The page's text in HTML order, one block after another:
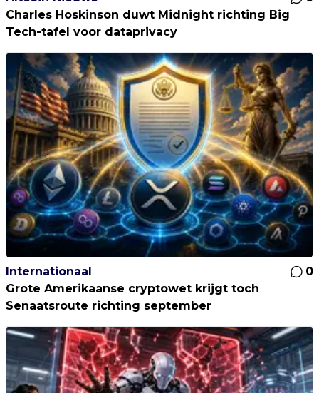
Charles Hoskinson duwt Midnight richting Big
Tech-tafel voor dataprivacy
Internationaal
0
Grote Amerikaanse cryptowet krijgt toch
Senaatsroute richting september